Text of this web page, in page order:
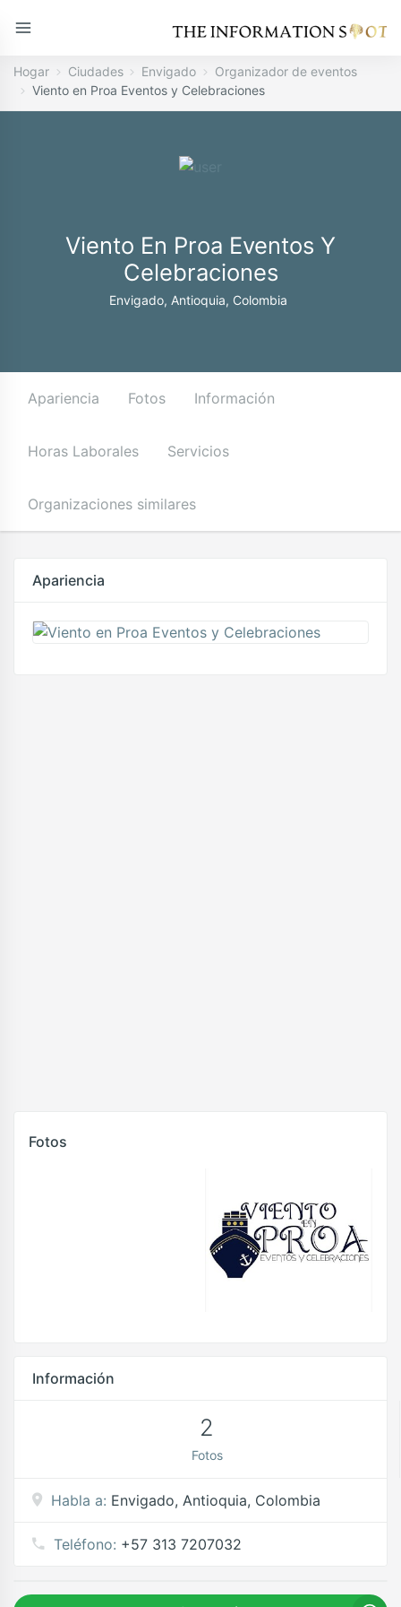
Hogar Ciudades Envigado
Organizador de eventos
Viento en Proa Eventos y Celebraciones
Viento En Proa Eventos Y
Celebraciones
Envigado, Antioquia, Colombia
Apariencia Fotos Información
Horas Laborales Servicios
Organizaciones similares
Apariencia
Fotos
Información
2
Fotos
Habla a: Envigado, Antioquia, Colombia
Teléfono: +57 313 7207032